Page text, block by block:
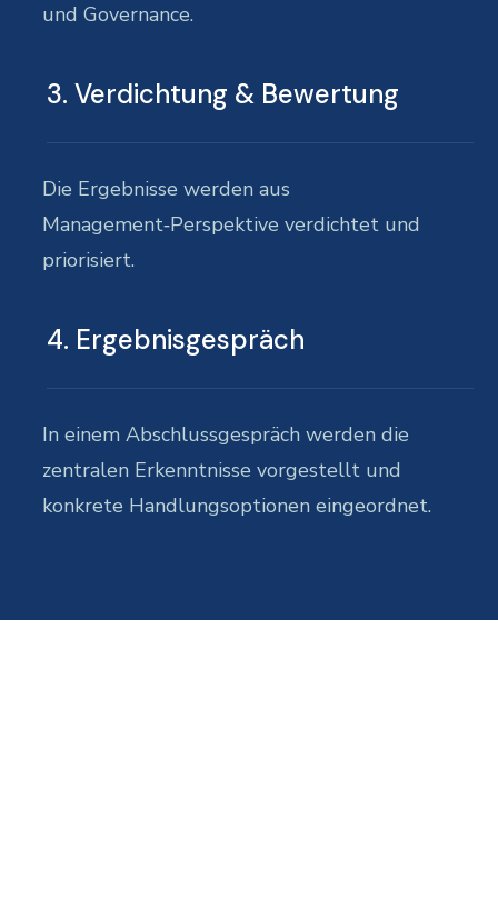
und Governance.
3. Verdichtung & Bewertung
Die Ergebnisse werden aus
Management‑Perspektive verdichtet und
priorisiert.
4. Ergebnisgespräch
In einem Abschlussgespräch werden die
zentralen Erkenntnisse vorgestellt und
konkrete Handlungsoptionen eingeordnet.